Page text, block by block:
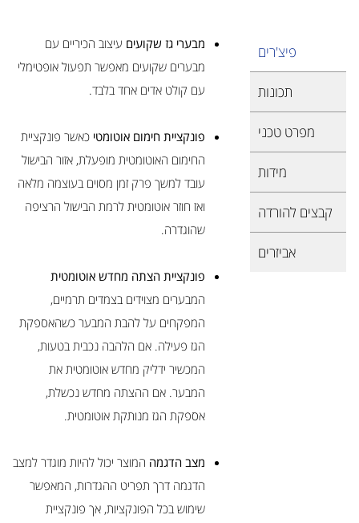
פיצ'רים
תכונות
מפרט טכני
מידות
קבצים להורדה
אביזרים
מבערי גז שקועים עיצוב הכיריים עם
מבערים שקועים מאפשר תפעול אופטימלי
עם קולט אדים אחד בלבד.
פונקציית חימום אוטומטי כאשר פונקציית
החימום האוטומטית מופעלת, אזור הבישול
עובד למשך פרק זמן מסוים בעוצמה מלאה
ואז חוזר אוטומטית לרמת הבישול הרציפה
שהוגדרה.
פונקציית הצתה מחדש אוטומטית
המבערים מצוידים בצמדים תרמיים,
המפקחים על להבת המבער כשהאספקת
הגז פעילה. אם הלהבה נכבית בטעות,
המכשיר ידליק מחדש אוטומטית את
המבער. אם ההצתה מחדש נכשלת,
אספקת הגז מנותקת אוטומטית.
מצב הדגמה המוצר יכול להיות מוגדר למצב
הדגמה דרך תפריט ההגדרות, המאפשר
שימוש בכל הפונקציות, אך פונקציית